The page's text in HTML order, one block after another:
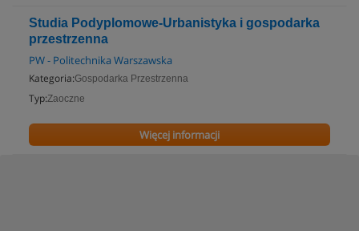
Studia Podyplomowe-Urbanistyka i gospodarka
przestrzenna
PW - Politechnika Warszawska
Kategoria:Gospodarka Przestrzenna
Typ:Zaoczne
Więcej informacji